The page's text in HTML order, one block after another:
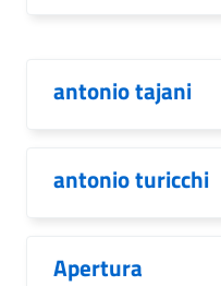
antonio tajani
antonio turicchi
Apertura